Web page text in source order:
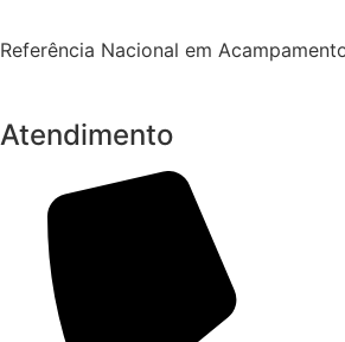
Referência Nacional em
Atendimento